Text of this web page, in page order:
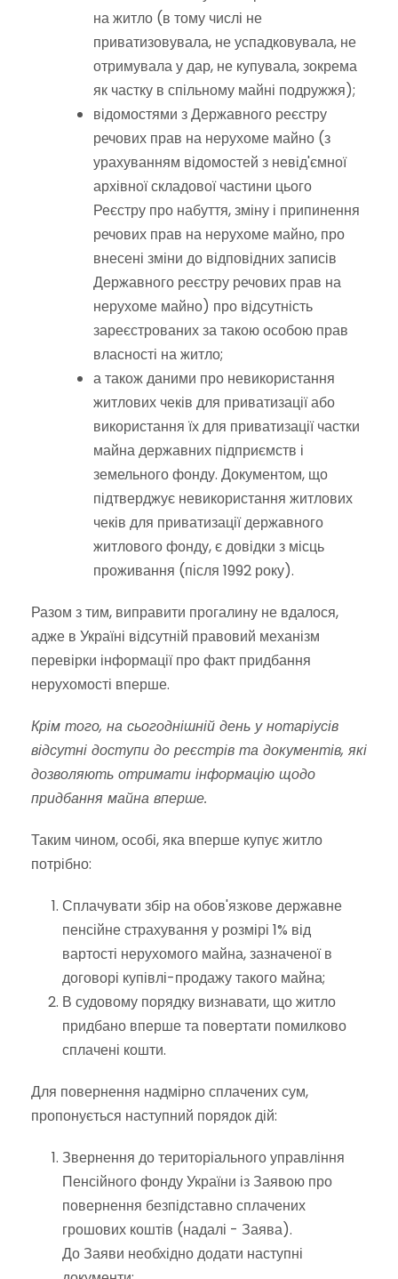
на житло (в тому числі не
приватизовувала, не успадковувала, не
отримувала у дар, не купувала, зокрема
як частку в спільному майні подружжя);
відомостями з Державного реєстру
речових прав на нерухоме майно (з
урахуванням відомостей з невід'ємної
архівної складової частини цього
Реєстру про набуття, зміну і припинення
речових прав на нерухоме майно, про
внесені зміни до відповідних записів
Державного реєстру речових прав на
нерухоме майно) про відсутність
зареєстрованих за такою особою прав
власності на житло;
а також даними про невикористання
житлових чеків для приватизації або
використання їх для приватизації частки
майна державних підприємств і
земельного фонду. Документом, що
підтверджує невикористання житлових
чеків для приватизації державного
житлового фонду, є довідки з місць
проживання (після 1992 року).
Разом з тим, виправити прогалину не вдалося,
адже в Україні відсутній правовий механізм
перевірки інформації про факт придбання
нерухомості вперше.
Крім того, на сьогоднішній день у нотаріусів
відсутні доступи до реєстрів та документів, які
дозволяють отримати інформацію щодо
придбання майна вперше.
Таким чином, особі, яка вперше купує житло
потрібно:
Сплачувати збір на обов'язкове державне
пенсійне страхування у розмірі 1% від
вартості нерухомого майна, зазначеної в
договорі купівлі-продажу такого майна;
В судовому порядку визнавати, що житло
придбано вперше та повертати помилково
сплачені кошти.
Для повернення надмірно сплачених сум,
пропонується наступний порядок дій:
Звернення до територіального управління
Пенсійного фонду України із Заявою про
повернення безпідставно сплачених
грошових коштів (надалі - Заява).
До Заяви необхідно додати наступні